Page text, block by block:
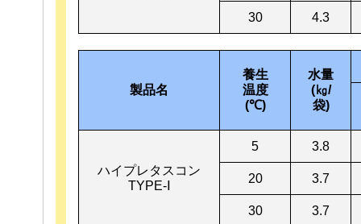
30 4.3
製品名
養生
温度
(℃)
水量
(㎏/
袋)
ハイプレタスコン
TYPE-Ⅰ
5 3.8
20 3.7
30 3.7